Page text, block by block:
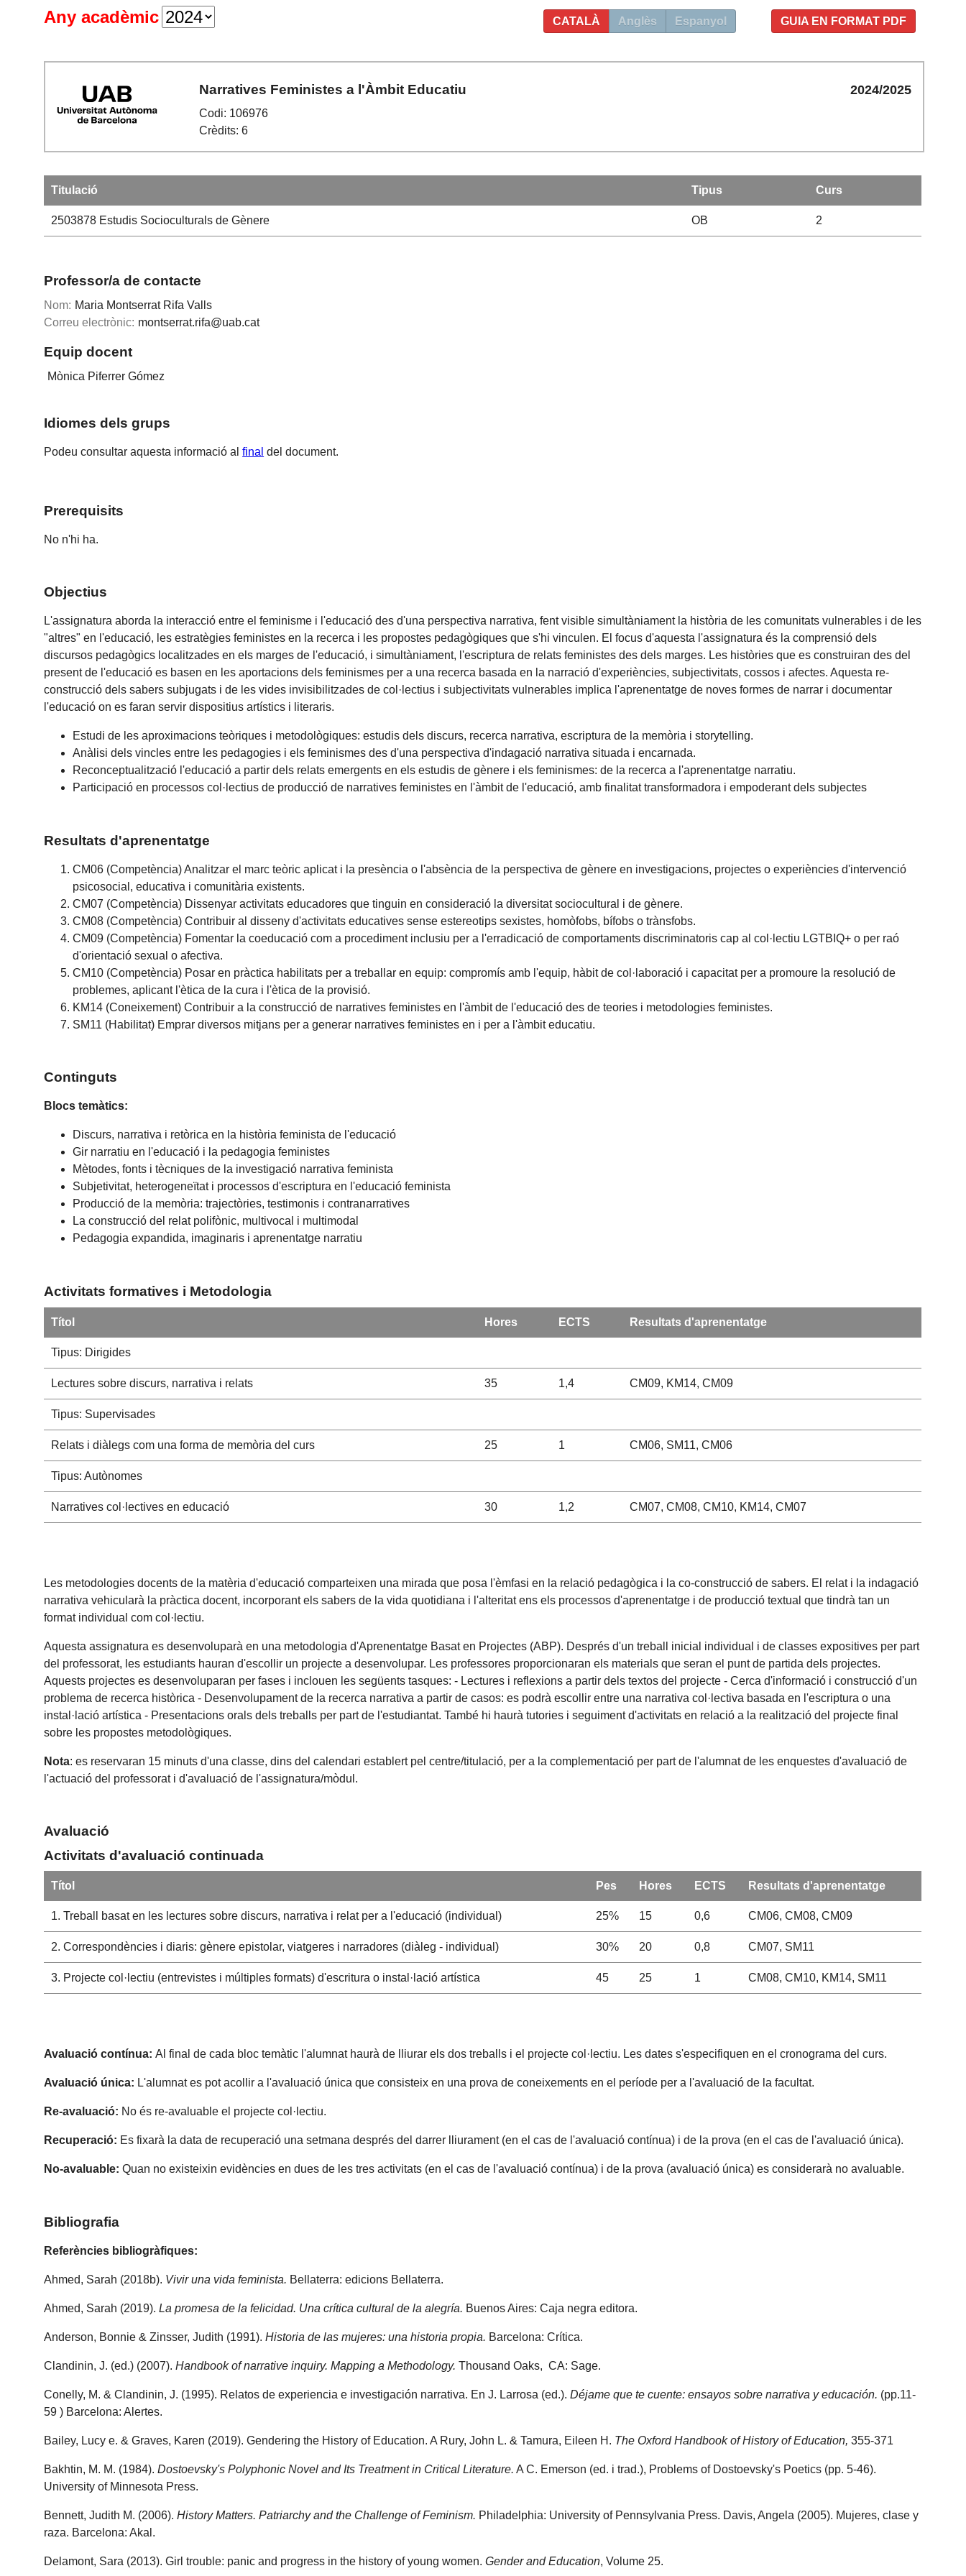
GUIA EN FORMAT PDF
CATALÀ Anglès Espanyol
Any acadèmic
Narratives Feministes a l'Àmbit Educatiu
Codi: 106976
Crèdits: 6
2024/2025
Titulació Tipus Curs
2503878Estudis Socioculturals de Gènere OB 2
Professor/a de contacte
Nom: Maria Montserrat Rifa Valls
Correu electrònic: montserrat.rifa@uab.cat
Equip docent
Mònica Piferrer Gómez
Idiomes dels grups
Podeu consultar aquesta informació alfinal del document.
Prerequisits
No n'hi ha.
Objectius
L'assignatura aborda la interacció entre el feminisme i l'educació des d'una perspectiva narrativa, fent visible simultàniament la història de les comunitats vulnerables i de les
"altres" en l'educació, les estratègies feministes en la recerca i les propostes pedagògiques que s'hi vinculen. El focus d'aquesta l'assignatura és la comprensió dels
discursos pedagògics localitzades en els marges de l'educació, i simultàniament, l'escriptura de relats feministes des dels marges. Les històries que es construiran des del
present de l'educació es basen en les aportacions dels feminismes per a una recerca basada en la narració d'experiències, subjectivitats, cossos i afectes. Aquesta re-
construcció dels sabers subjugats i de les vides invisibilitzades de col·lectius i subjectivitats vulnerables implica l'aprenentatge de noves formes de narrar i documentar
l'educació on es faran servir dispositius artístics i literaris.
Estudi de les aproximacions teòriques i metodològiques: estudis dels discurs, recerca narrativa, escriptura de la memòria i storytelling.
Anàlisi dels vincles entre les pedagogies i els feminismes des d'una perspectiva d'indagació narrativa situada i encarnada.
Reconceptualització l'educació a partir dels relats emergents en els estudis de gènere i els feminismes: de la recerca a l'aprenentatge narratiu.
Participació en processos col·lectius de producció de narratives feministes en l'àmbit de l'educació, amb finalitat transformadora i empoderant dels subjectes
Resultats d'aprenentatge
CM06 (Competència) Analitzar el marc teòric aplicat i la presència o l'absència de la perspectiva de gènere en investigacions, projectes o experiències d'intervenció
psicosocial, educativa i comunitària existents.
CM07 (Competència) Dissenyar activitats educadores que tinguin en consideració la diversitat sociocultural i de gènere.
CM08 (Competència) Contribuir al disseny d'activitats educatives sense estereotips sexistes, homòfobs, bífobs o trànsfobs.
CM09 (Competència) Fomentar la coeducació com a procediment inclusiu per a l'erradicació de comportaments discriminatoris cap al col·lectiu LGTBIQ+ o per raó
d'orientació sexual o afectiva.
CM10 (Competència) Posar en pràctica habilitats per a treballar en equip: compromís amb l'equip, hàbit de col·laboració i capacitat per a promoure la resolució de
problemes, aplicant l'ètica de la cura i l'ètica de la provisió.
KM14 (Coneixement) Contribuir a la construcció de narratives feministes en l'àmbit de l'educació des de teories i metodologies feministes.
SM11 (Habilitat) Emprar diversos mitjans per a generar narratives feministes en i per a l'àmbit educatiu.
Continguts
Blocs temàtics:
Discurs, narrativa i retòrica en la història feminista de l'educació
Gir narratiu en l'educació i la pedagogia feministes
Mètodes, fonts i tècniques de la investigació narrativa feminista
Subjetivitat, heterogeneïtat i processos d'escriptura en l'educació feminista
Producció de la memòria: trajectòries, testimonis i contranarratives
La construcció del relat polifònic, multivocal i multimodal
Pedagogia expandida, imaginaris i aprenentatge narratiu
Activitats formatives i Metodologia
Títol Hores ECTS Resultats d'aprenentatge
Tipus: Dirigides
Lectures sobre discurs, narrativa i relats 35 1,4 CM09, KM14, CM09
Tipus: Supervisades
Relats i diàlegs com una forma de memòria del curs 25 1 CM06, SM11, CM06
Tipus: Autònomes
Narratives col·lectives en educació 30 1,2 CM07, CM08, CM10, KM14, CM07
Les metodologies docents de la matèria d'educació comparteixen una mirada que posa l'èmfasi en la relació pedagògica i la co-construcció de sabers. El relat i la indagació
narrativa vehicularà la pràctica docent, incorporant els sabers de la vida quotidiana i l'alteritat ens els processos d'aprenentatge i de producció textual que tindrà tan un
format individual com col·lectiu.
Aquesta assignatura es desenvoluparà en una metodologia d'Aprenentatge Basat en Projectes (ABP). Després d'un treball inicial individual i de classes expositives per part
del professorat, les estudiants hauran d'escollir un projecte a desenvolupar. Les professores proporcionaran els materials que seran el punt de partida dels projectes.
Aquests projectes es desenvoluparan per fases i inclouen les següents tasques: - Lectures i reflexions a partir dels textos del projecte - Cerca d'informació i construcció d'un
problema de recerca històrica - Desenvolupament de la recerca narrativa a partir de casos: es podrà escollir entre una narrativa col·lectiva basada en l'escriptura o una
instal·lació artística - Presentacions orals dels treballs per part de l'estudiantat. També hi haurà tutories i seguiment d'activitats en relació a la realització del projecte final
sobre les propostes metodològiques.
Nota: es reservaran 15 minuts d'una classe, dins del calendari establert pel centre/titulació, per a la complementació per part de l'alumnat de les enquestes d'avaluació de
l'actuació del professorat i d'avaluació de l'assignatura/mòdul.
Avaluació
Activitats d'avaluació continuada
Títol Pes Hores ECTS Resultats d'aprenentatge
1. Treball basat en les lectures sobre discurs, narrativa i relat per a l'educació (individual) 25% 15 0,6 CM06, CM08, CM09
2. Correspondències i diaris: gènere epistolar, viatgeres i narradores (diàleg - individual) 30% 20 0,8 CM07, SM11
3. Projecte col·lectiu (entrevistes i múltiples formats) d'escritura o instal·lació artística 45 25 1 CM08, CM10, KM14, SM11
Avaluació contínua:Al final de cada bloc temàtic l'alumnat haurà de lliurar els dos treballs i el projecte col·lectiu. Les dates s'especifiquen en el cronograma del curs.
Avaluació única: L'alumnat es pot acollir a l'avaluació única que consisteix en una prova de coneixements en el període per a l'avaluació de la facultat.
Re-avaluació: No és re-avaluable el projecte col·lectiu.
Recuperació: Es fixarà la data de recuperació una setmana després del darrer lliurament (en el cas de l'avaluació contínua) i de la prova (en el cas de l'avaluació única).
No-avaluable:Quan no existeixin evidències en dues de les tres activitats (en el cas de l'avaluació contínua) i de la prova (avaluació única) es considerarà no avaluable.
Bibliografia
Referències bibliogràfiques:
Ahmed, Sarah (2018b). Vivir una vida feminista. Bellaterra: edicions Bellaterra.
Ahmed, Sarah (2019).La promesa de la felicidad. Una crítica cultural de la alegría. Buenos Aires: Caja negra editora.
Anderson, Bonnie & Zinsser, Judith (1991).Historia de las mujeres: una historia propia. Barcelona: Crítica.
Clandinin, J. (ed.) (2007).Handbook of narrative inquiry. Mapping a Methodology. Thousand Oaks, CA: Sage.
Conelly, M. & Clandinin, J. (1995). Relatos de experiencia e investigación narrativa. En J. Larrosa (ed.).Déjame que te cuente: ensayos sobre narrativa y educación. (pp.11-
59 ) Barcelona: Alertes.
Bailey, Lucy e. & Graves, Karen (2019). Gendering the History of Education. A Rury, John L. & Tamura, Eileen H. The Oxford Handbook of History of Education, 355-371
Bakhtin, M. M. (1984).Dostoevsky's Polyphonic Novel and Its Treatment in Critical Literature. A C. Emerson (ed. i trad.), Problems of Dostoevsky's Poetics (pp. 5-46).
University of Minnesota Press.
Bennett, Judith M. (2006).History Matters. Patriarchy and the Challenge of Feminism. Philadelphia: University of Pennsylvania Press. Davis, Angela (2005). Mujeres, clase y
raza. Barcelona: Akal.
Delamont, Sara (2013). Girl trouble: panic and progress in the history of young women.Gender and Education, Volume 25.